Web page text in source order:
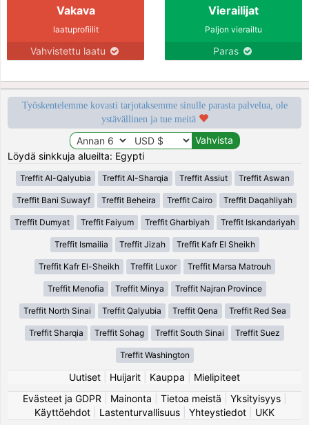
Vakava
laatuprofiilit
Vahvistettu laatu
Vierailijat
Paljon vierailtu
Paras
Työskentelemme kovasti tarjotaksemme sinulle parasta palvelua, ole
ystävällinen ja tue meitä
Löydä sinkkuja alueilta: Egypti
Treffit Al-Qalyubia Treffit Al-Sharqia Treffit Assiut Treffit Aswan
Treffit Bani Suwayf Treffit Beheira Treffit Cairo Treffit Daqahliyah
Treffit Dumyat Treffit Faiyum Treffit Gharbiyah Treffit Iskandariyah
Treffit Ismailia Treffit Jizah Treffit Kafr El Sheikh
Treffit Kafr El-Sheikh Treffit Luxor Treffit Marsa Matrouh
Treffit Menofia Treffit Minya Treffit Najran Province
Treffit North Sinai Treffit Qalyubia Treffit Qena Treffit Red Sea
Treffit Sharqia Treffit Sohag Treffit South Sinai Treffit Suez
Treffit Washington
Uutiset Huijarit Kauppa
Mielipiteet
Evästeet ja GDPR
Mainonta Tietoa meistä Yksityisyys|
Käyttöehdot
Lastenturvallisuus Yhteystiedot UKK